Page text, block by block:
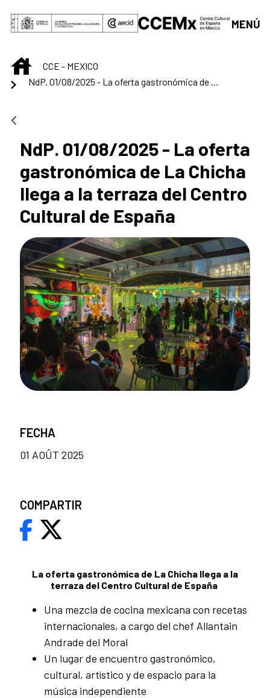
Saut au contenu principal
MENÚ
INICIOCCE - MEXICO
NdP. 01/08/2025 - La oferta gastronómica de La Chicha llega a la terraza del Centro Cultural de España
NdP. 01/08/2025 - La oferta
gastronómica de La Chicha
llega a la terraza del Centro
Cultural de España
La oferta gastronómica de La Chicha llega a la
terraza del Centro Cultural de España
Una mezcla de cocina mexicana con recetas
internacionales, a cargo del chef Allantain
Andrade del Moral
Un lugar de encuentro gastronómico,
cultural, artístico y de espacio para la
música independiente
FECHA
01 AOÛT 2025
COMPARTIR